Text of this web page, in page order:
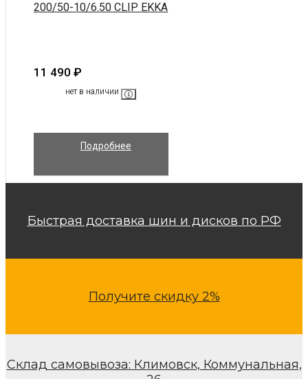
200/50-10/6.50 CLIP EKKA
11 490 ₽
нет в наличии
Подробнее
Быстрая доставка шин и дисков по РФ
Получите скидку 2%
Склад самовывоза: Климовск, Коммунальная,